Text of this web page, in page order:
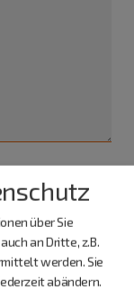
und bin
*) Pflichtfeld
über Sie
an Dritte, z.B.
werden. Sie
abändern.